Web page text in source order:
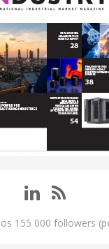
155 000 followers